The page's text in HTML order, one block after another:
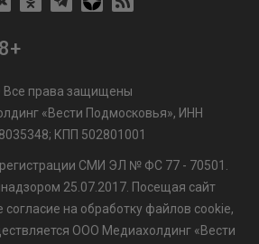
Все права защищены
«Вести Подмосковья», ИНН
КПП 502801001
СМИ ЭЛ № ФС 77 - 70501.
25.07.2017. Посещая сайт
на обработку файлов cookie,
ООО Медиахолдинг «Вести